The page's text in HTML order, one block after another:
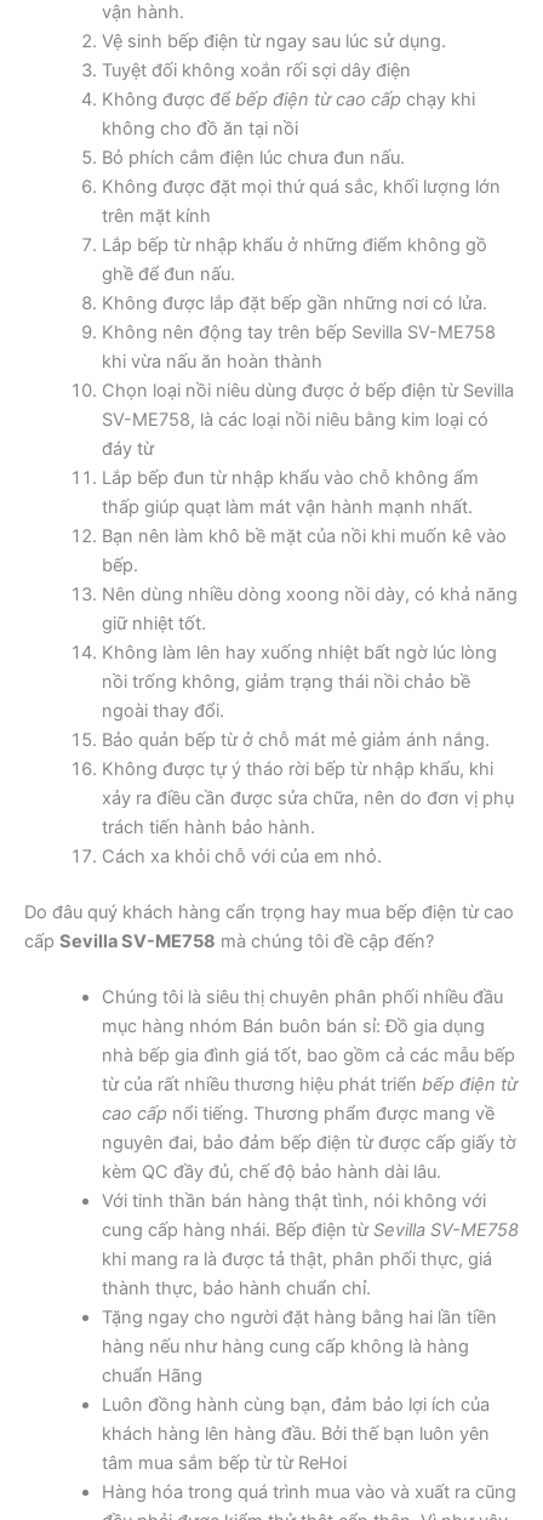
vận hành.
Vệ sinh bếp điện từ ngay sau lúc sử dụng.
Tuyệt đối không xoắn rối sợi dây điện
Không được để bếp điện từ cao cấp chạy khi
không cho đồ ăn tại nồi
Bỏ phích cắm điện lúc chưa đun nấu.
Không được đặt mọi thứ quá sắc, khối lượng lớn
trên mặt kính
Lắp bếp từ nhập khẩu ở những điểm không gồ
ghề để đun nấu.
Không được lắp đặt bếp gần những nơi có lửa.
Không nên động tay trên bếp Sevilla SV-ME758
khi vừa nấu ăn hoàn thành
Chọn loại nồi niêu dùng được ở bếp điện từ Sevilla
SV-ME758, là các loại nồi niêu bằng kim loại có
đáy từ
Lắp bếp đun từ nhập khẩu vào chỗ không ẩm
thấp giúp quạt làm mát vận hành mạnh nhất.
Bạn nên làm khô bề mặt của nồi khi muốn kê vào
bếp.
Nên dùng nhiều dòng xoong nồi dày, có khả năng
giữ nhiệt tốt.
Không làm lên hay xuống nhiệt bất ngờ lúc lòng
nồi trống không, giảm trạng thái nồi chảo bề
ngoài thay đổi.
Bảo quản bếp từ ở chỗ mát mẻ giảm ánh nắng.
Không được tự ý tháo rời bếp từ nhập khẩu, khi
xảy ra điều cần được sửa chữa, nên do đơn vị phụ
trách tiến hành bảo hành.
Cách xa khỏi chỗ với của em nhỏ.
Do đâu quý khách hàng cẩn trọng hay mua bếp điện từ cao
cấp Sevilla SV-ME758 mà chúng tôi đề cập đến?
Chúng tôi là siêu thị chuyên phân phối nhiều đầu
mục hàng nhóm Bán buôn bán sỉ: Đồ gia dụng
nhà bếp gia đình giá tốt, bao gồm cả các mẫu bếp
từ của rất nhiều thương hiệu phát triển bếp điện từ
cao cấp nổi tiếng. Thương phẩm được mang về
nguyên đai, bảo đảm bếp điện từ được cấp giấy tờ
kèm QC đầy đủ, chế độ bảo hành dài lâu.
Với tinh thần bán hàng thật tình, nói không với
cung cấp hàng nhái. Bếp điện từSevilla SV-ME758
khi mang ra là được tả thật, phân phối thực, giá
thành thực, bảo hành chuẩn chỉ.
Tặng ngay cho người đặt hàng bằng hai lần tiền
hàng nếu như hàng cung cấp không là hàng
chuẩn Hãng
Luôn đồng hành cùng bạn, đảm bảo lợi ích của
khách hàng lên hàng đầu. Bởi thế bạn luôn yên
tâm mua sắm bếp từ từ ReHoi
Hàng hóa trong quá trình mua vào và xuất ra cũng